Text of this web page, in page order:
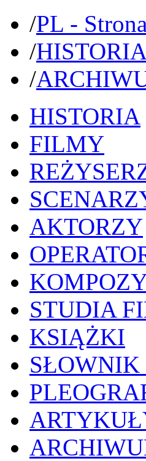
/PL -
/
/
HISTORIA
FILMY
AKTORZY
STUDIA
KSIĄŻKI